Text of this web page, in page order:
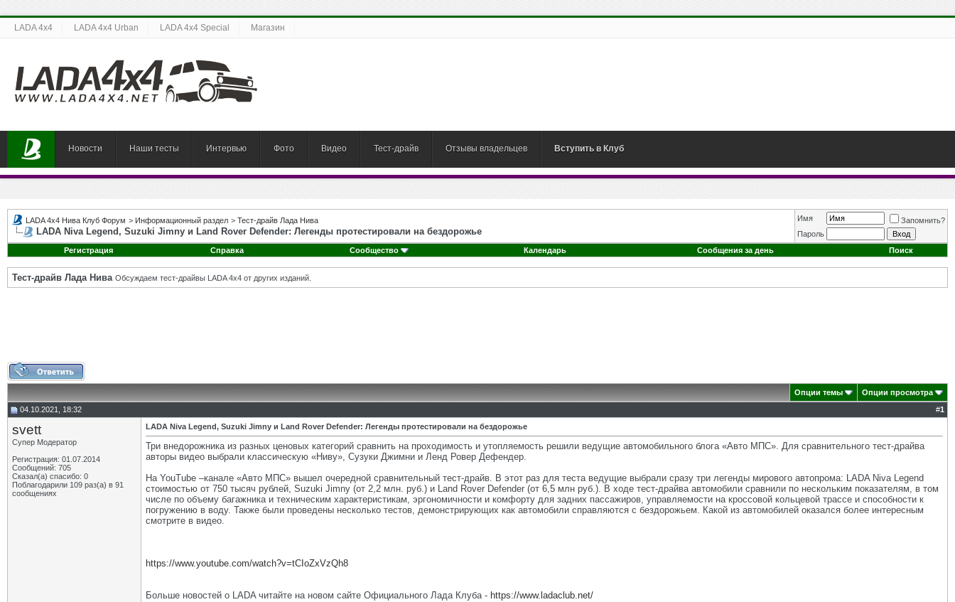
LADA 4x4 LADA 4x4 Urban LADA 4x4 Special Магазин
Новости Наши тесты Интервью Фото Видео Тест-драйв Отзывы владельцев Вступить в Клуб
LADA 4x4 Нива Клуб Форум > Информационный раздел > Тест-драйв Лада Нива
LADA Niva Legend, Suzuki Jimny и Land Rover Defender: Легенды протестировали на бездорожье
Имя
Запомнить?
Пароль
Регистрация
Справка Сообщество Календарь Сообщения за день Поиск
Тест-драйв Лада Нива Обсуждаем тест-драйвы LADA 4x4 от других изданий.
Опции темы
Опции просмотра
04.10.2021, 18:32
#1
svett
Супер Модератор
Регистрация: 01.07.2014
Сообщений: 705
Сказал(а) спасибо: 0
Поблагодарили 109 раз(а) в 91
сообщениях
LADA Niva Legend, Suzuki Jimny и Land Rover Defender: Легенды протестировали на бездорожье
Три внедорожника из разных ценовых категорий сравнить на проходимость и утопляемость решили ведущие автомобильного блога «Авто МПС». Для сравнительного тест-драйва
авторы видео выбрали классическую «Ниву», Сузуки Джимни и Ленд Ровер Дефендер.
На YouTube –канале «Авто МПС» вышел очередной сравнительный тест-драйв. В этот раз для теста ведущие выбрали сразу три легенды мирового автопрома: LADA Niva Legend
стоимостью от 750 тысяч рублей, Suzuki Jimny (от 2,2 млн. руб.) и Land Rover Defender (от 6,5 млн руб.). В ходе тест-драйва автомобили сравнили по нескольким показателям, в том
числе по объему багажника и техническим характеристикам, эргономичности и комфорту для задних пассажиров, управляемости на кроссовой кольцевой трассе и способности к
погружению в воду. Также были проведены несколько тестов, демонстрирующих как автомобили справляются с бездорожьем. Какой из автомобилей оказался более интересным
смотрите в видео.
https://www.youtube.com/watch?v=tCIoZxVzQh8
Больше новостей о LADA читайте на новом сайте Официального Лада Клуба - https://www.ladaclub.net/